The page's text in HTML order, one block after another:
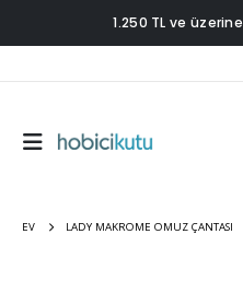
1.250 TL ve üzerine
EV LADY MAKROME OMUZ ÇANTASI